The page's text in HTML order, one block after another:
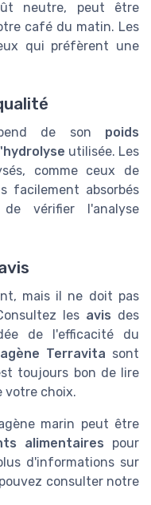
neutre, peut être
café du matin. Les
qui préfèrent une
de son poids
utilisée. Les
comme ceux de
facilement absorbés
vérifier l'analyse
mais il ne doit pas
les avis des
de l'efficacité du
Terravita sont
toujours bon de lire
votre choix.
marin peut être
alimentaires pour
d'informations sur
consulter notre